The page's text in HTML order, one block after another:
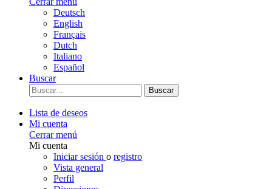
Deutsch
English
Français
Dutch
Italiano
Español
Buscar
Buscar
Lista de deseos
Mi cuenta
Cerrar menú
Mi cuenta
Iniciar sesión o registro
Vista general
Perfil